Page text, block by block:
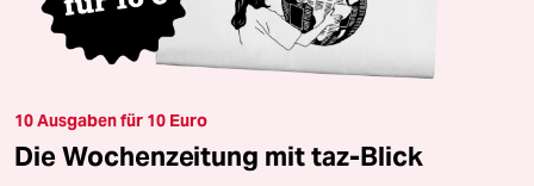
10 Ausgaben für 10 Euro
Die Wochenzeitung mit taz-Blick